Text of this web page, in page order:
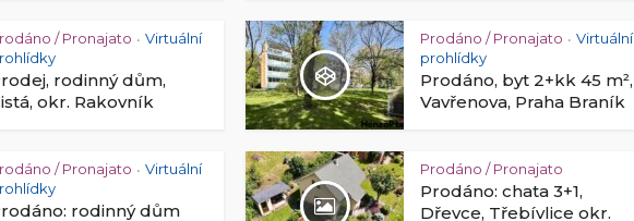
/ Pronajato • Virtuální
rodinný dům,
okr. Rakovník
Prodáno / Pronajato • Virtuální
prohlídky
Prodáno, byt 2+kk 45 m²,
Vavřenova, Praha Braník
/ Pronajato • Virtuální
rodinný dům
Prodáno / Pronajato
Prodáno: chata 3+1,
Dřevce, Třebívlice okr.